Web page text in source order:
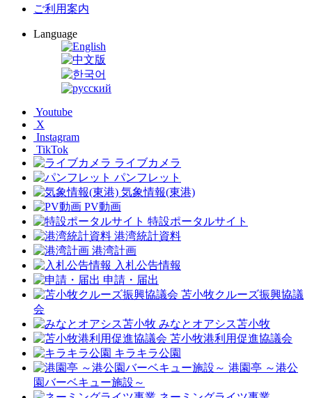
ご利用案内
Language
Youtube
X
Instagram
TikTok
ライブカメラ
パンフレット
気象情報(東港)
PV動画
特設ポータルサイト
港湾統計資料
港湾計画
入札公告情報
申請・届出
苫小牧クルーズ振興協議
会
みなとオアシス苫小牧
苫小牧港利用促進協議会
キラキラ公園
港園亭 ～港公
園バーベキュー施設～